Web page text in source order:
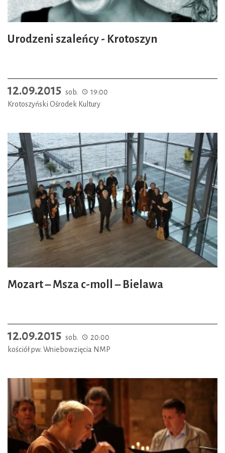
Urodzeni szaleńcy - Krotoszyn
12.09.2015 sob.
19:00
Krotoszyński Ośrodek Kultury
Mozart – Msza c-moll – Bielawa
12.09.2015 sob.
20:00
kościół pw. Wniebowzięcia NMP